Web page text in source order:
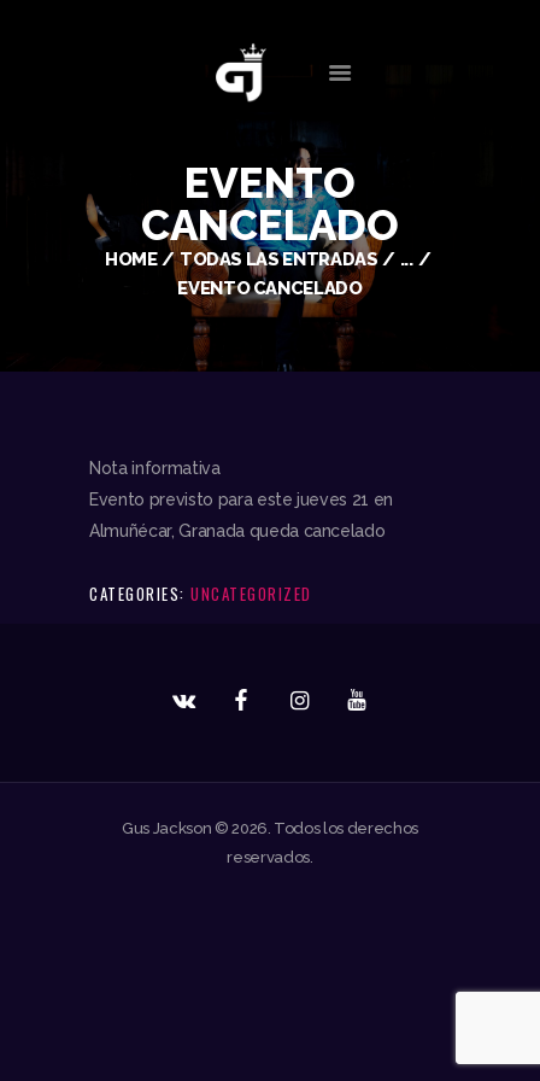
EVENTO
CANCELADO
HOME TODAS LAS ENTRADAS
...
EVENTO CANCELADO
CONTACTO
SERVICIOS
MULTIMEDIA
NOTICIAS
Nota informativa
Evento previsto para este jueves 21 en
Almuñécar, Granada queda cancelado
CATEGORIES: UNCATEGORIZED
Gus Jackson © 2026. Todos los derechos
reservados.